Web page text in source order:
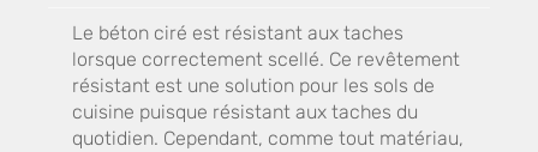
Le béton ciré est résistant aux taches
lorsque correctement scellé. Ce revêtement
résistant est une solution pour les sols de
cuisine puisque résistant aux taches du
quotidien. Cependant, comme tout matériau,